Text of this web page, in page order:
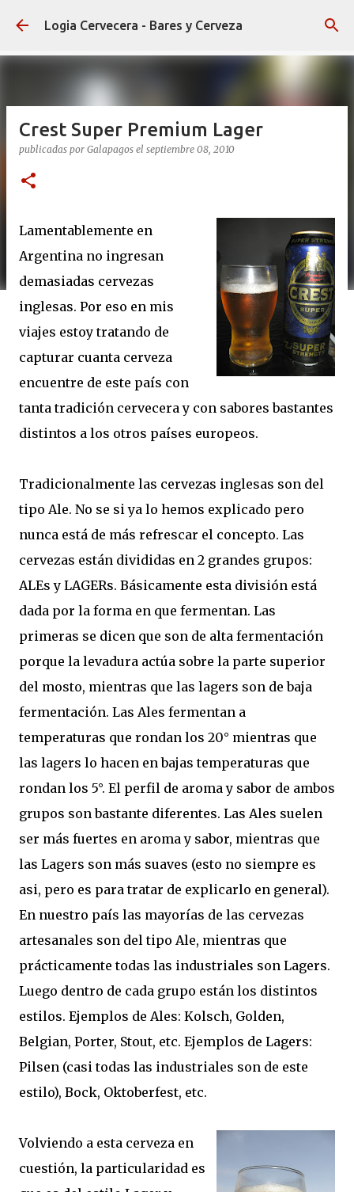
Ir al contenido principal
Logia Cervecera - Bares y Cerveza
Crest Super Premium Lager
publicadas por Galapagos el septiembre 08, 2010
Lamentablemente en
Argentina no ingresan
demasiadas cervezas
inglesas. Por eso en mis
viajes estoy tratando de
capturar cuanta cerveza
encuentre de este país con
tanta tradición cervecera y con sabores bastantes
distintos a los otros países europeos.
Tradicionalmente las cervezas inglesas son del
tipo Ale. No se si ya lo hemos explicado pero
nunca está de más refrescar el concepto. Las
cervezas están divididas en 2 grandes grupos:
ALEs y LAGERs. Básicamente esta división está
dada por la forma en que fermentan. Las
primeras se dicen que son de alta fermentación
porque la levadura actúa sobre la parte superior
del mosto, mientras que las lagers son de baja
fermentación. Las Ales fermentan a
temperaturas que rondan los 20° mientras que
las lagers lo hacen en bajas temperaturas que
rondan los 5°. El perfil de aroma y sabor de ambos
grupos son bastante diferentes. Las Ales suelen
ser más fuertes en aroma y sabor, mientras que
las Lagers son más suaves (esto no siempre es
asi, pero es para tratar de explicarlo en general).
En nuestro país las mayorías de las cervezas
artesanales son del tipo Ale, mientras que
prácticamente todas las industriales son Lagers.
Luego dentro de cada grupo están los distintos
estilos. Ejemplos de Ales: Kolsch, Golden,
Belgian, Porter, Stout, etc. Ejemplos de Lagers:
Pilsen (casi todas las industriales son de este
estilo), Bock, Oktoberfest, etc.
Volviendo a esta cerveza en
cuestión, la particularidad es